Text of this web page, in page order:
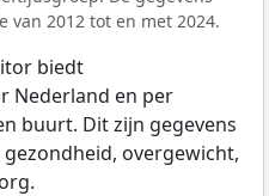
van 2012 tot en met 2024.
biedt
Nederland en per
buurt. Dit zijn gegevens
overgewicht,